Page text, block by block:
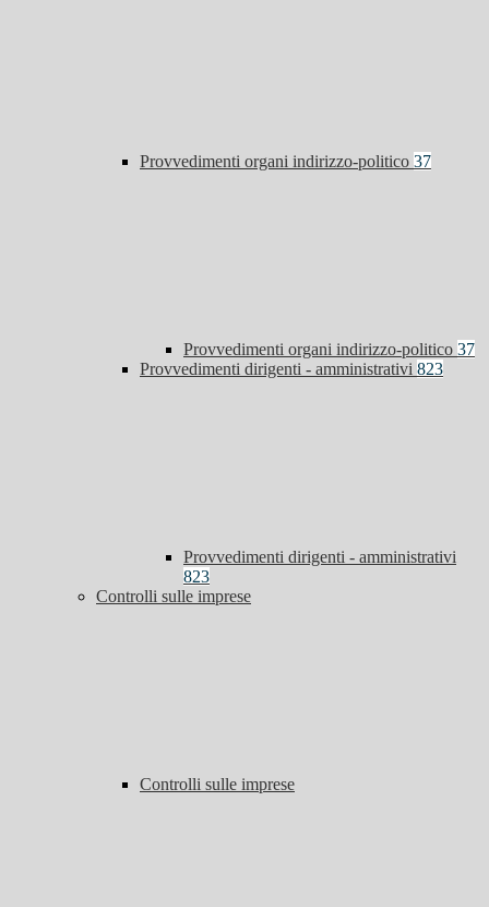
Provvedimenti organi indirizzo-politico 37
Provvedimenti organi indirizzo-politico 37
Provvedimenti dirigenti - amministrativi 823
Provvedimenti dirigenti - amministrativi
823
Controlli sulle imprese
Controlli sulle imprese